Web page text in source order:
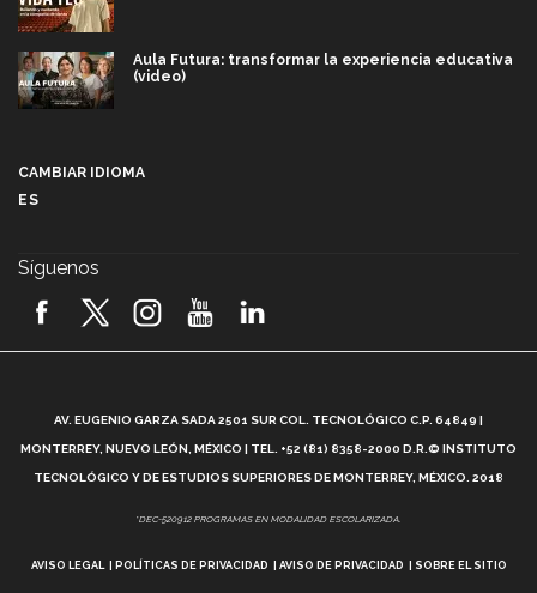
Aula Futura: transformar la experiencia educativa
(video)
2026! (video)
¿Cómo es el Modelo Educativo Tec? (video)
Vida Tec: Feminismo e Inteligencia Artificial, Paola
CAMBIAR IDIOMA
ES
Síguenos
AV. EUGENIO GARZA SADA 2501 SUR COL. TECNOLÓGICO C.P. 64849 |
MONTERREY, NUEVO LEÓN, MÉXICO | TEL. +52 (81) 8358-2000 D.R.© INSTITUTO
TECNOLÓGICO Y DE ESTUDIOS SUPERIORES DE MONTERREY, MÉXICO. 2018
*DEC-520912 PROGRAMAS EN MODALIDAD ESCOLARIZADA.
AVISO LEGAL POLÍTICAS DE PRIVACIDAD AVISO DE PRIVACIDAD SOBRE EL SITIO